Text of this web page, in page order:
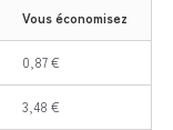
Vous économisez
0,87 €
3,48 €